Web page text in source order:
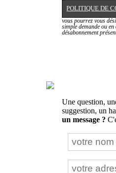
POLITIQUE DE
vous pourrez vous
simple demande ou
désabonnement
Une question,
suggestion, un
un message ?